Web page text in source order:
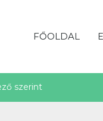
FŐOLDAL
szerint